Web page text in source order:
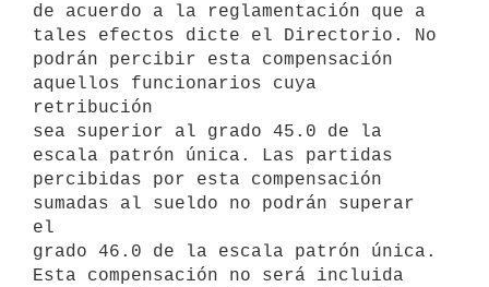
de acuerdo a la reglamentación que a
tales efectos dicte el Directorio. No
podrán percibir esta compensación
aquellos funcionarios cuya
retribución
sea superior al grado 45.0 de la
escala patrón única. Las partidas
percibidas por esta compensación
sumadas al sueldo no podrán superar
el
grado 46.0 de la escala patrón única.
Esta compensación no será incluida